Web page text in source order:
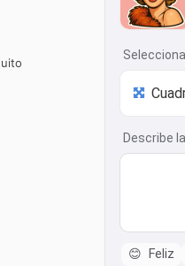
Describe
😊 Feliz